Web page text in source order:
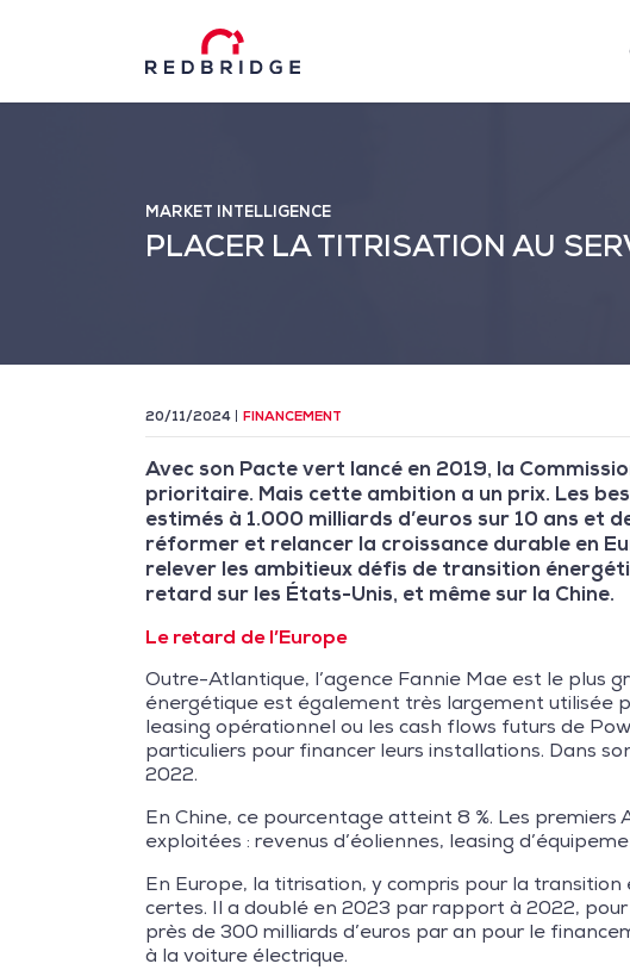
MARKET INTELLIGENCE
PLACER LA TITRISATION AU
20/11/2024 FINANCEMENT
Avec son Pacte vert lancé en 2019, la
prioritaire. Mais cette ambition a un prix. Les
estimés à 1.000 milliards d’euros sur 10 ans
réformer et relancer la croissance durable en
relever les ambitieux défis de transition
retard sur les États-Unis, et même sur la Chine.
Le retard de l’Europe
Outre-Atlantique, l’agence Fannie Mae est le plus
énergétique est également très largement utilisée
leasing opérationnel ou les cash flows futurs de
particuliers pour financer leurs installations. Dans
2022.
En Chine, ce pourcentage atteint 8 %. Les
exploitées : revenus d’éoliennes, leasing
En Europe, la titrisation, y compris pour la
certes. Il a doublé en 2023 par rapport à 2022,
près de 300 milliards d’euros par an pour le
à la voiture électrique.